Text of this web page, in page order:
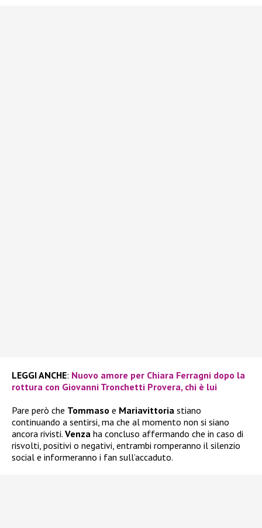
LEGGI ANCHE: Nuovo amore per Chiara Ferragni dopo la
rottura con Giovanni Tronchetti Provera, chi è lui
Pare però che Tommaso e Mariavittoria stiano
continuando a sentirsi, ma che al momento non si siano
ancora rivisti. Venza ha concluso affermando che in caso di
risvolti, positivi o negativi, entrambi romperanno il silenzio
social e informeranno i fan sull’accaduto.